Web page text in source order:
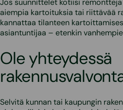
aiempia kartoituksia tai riittävää
kannattaa tilanteen
asiantuntijaa – etenkin
Ole yhteydessä
Selvitä kunnan tai kaupungin